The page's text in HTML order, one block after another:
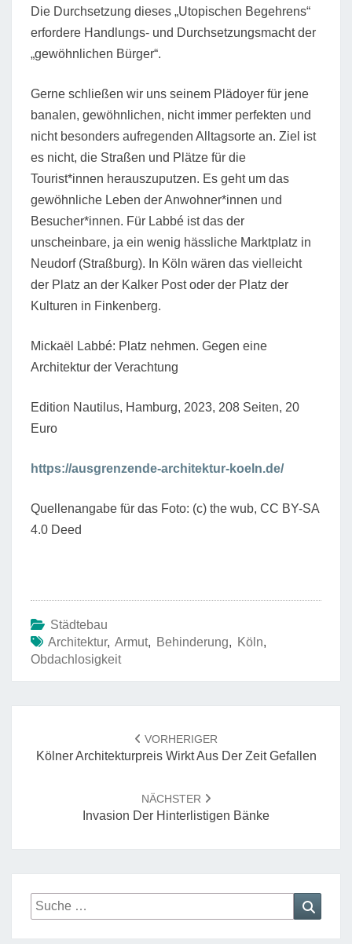
Die Durchsetzung dieses „Utopischen Begehrens“
erfordere Handlungs- und Durchsetzungsmacht der
„gewöhnlichen Bürger“.
Gerne schließen wir uns seinem Plädoyer für jene
banalen, gewöhnlichen, nicht immer perfekten und
nicht besonders aufregenden Alltagsorte an. Ziel ist
es nicht, die Straßen und Plätze für die
Tourist*innen herauszuputzen. Es geht um das
gewöhnliche Leben der Anwohner*innen und
Besucher*innen. Für Labbé ist das der
unscheinbare, ja ein wenig hässliche Marktplatz in
Neudorf (Straßburg). In Köln wären das vielleicht
der Platz an der Kalker Post oder der Platz der
Kulturen in Finkenberg.
Mickaël Labbé: Platz nehmen. Gegen eine
Architektur der Verachtung
Edition Nautilus, Hamburg, 2023, 208 Seiten, 20
Euro
https://ausgrenzende-architektur-koeln.de/
Quellenangabe für das Foto: (c) the wub, CC BY-SA
4.0 Deed
Städtebau
Architektur, Armut, Behinderung, Köln,
Obdachlosigkeit
VORHERIGER
Kölner Architekturpreis Wirkt Aus Der Zeit Gefallen
NÄCHSTER
Invasion Der Hinterlistigen Bänke
Suche
nach: